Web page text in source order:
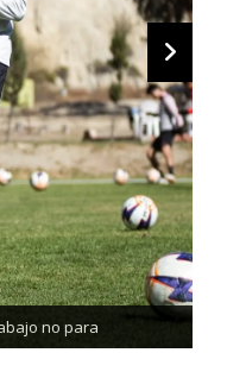
no para
el partido de mañana